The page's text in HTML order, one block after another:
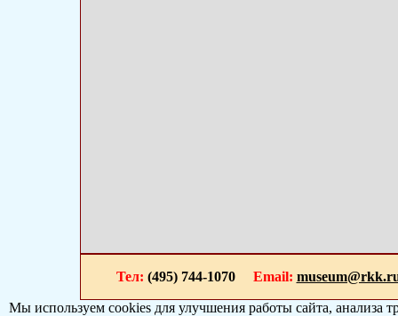
Тел: (495) 744-1070 Email:
Мы используем cookies для улучшения работы сайта, анализа